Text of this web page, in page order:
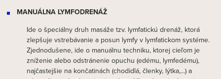
MANUÁLNA LYMFODRENÁŽ
Ide o špeciálny druh masáže tzv. lymfatickú drenáž, ktorá
zlepšuje vstrebávanie a posun lymfy v lymfatickom systéme.
Zjednodušene, ide o manuálnu techniku, ktorej cieľom je
zníženie alebo odstránenie opuchu (edému, lymfedému),
najčastejšie na končatinách (chodidlá, členky, lýtka,...) a